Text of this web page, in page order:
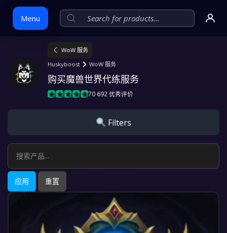
Menu
Skip
WoW 服务
Huskyboost
WoW 服务
购买魔兽世界代练服务
70 692 优秀评价
Filters
应用 重置